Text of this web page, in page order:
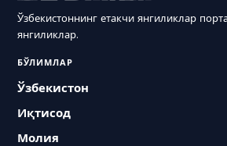
Ўзбекистоннинг етакчи янгиликлар
янгиликлар.
БЎЛИМЛАР
Ўзбекистон
Иқтисод
Молия